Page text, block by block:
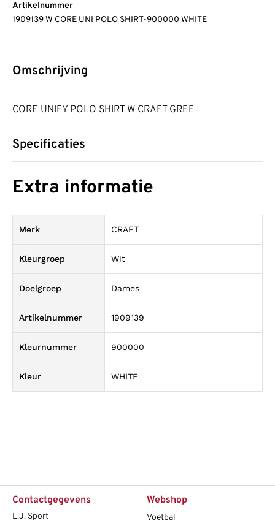
Artikelnummer
1909139 W CORE UNI POLO SHIRT-900000 WHITE
Omschrijving
CORE UNIFY POLO SHIRT W CRAFT GREE
Specificaties
Extra informatie
Merk CRAFT
Kleurgroep Wit
Doelgroep Dames
Artikelnummer 1909139
Kleurnummer 900000
Kleur WHITE
Contactgegevens
L.J. Sport
Webshop
Voetbal